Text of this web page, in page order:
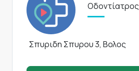
Οδοντίατρος
Σπυριδη Σπυρου 3, Βολος